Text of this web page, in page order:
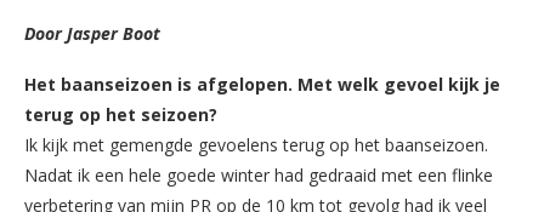
Door Jasper Boot
Het baanseizoen is afgelopen. Met welk gevoel kijk je
terug op het seizoen?
Ik kijk met gemengde gevoelens terug op het baanseizoen.
Nadat ik een hele goede winter had gedraaid met een flinke
verbetering van mijn PR op de 10 km tot gevolg had ik veel